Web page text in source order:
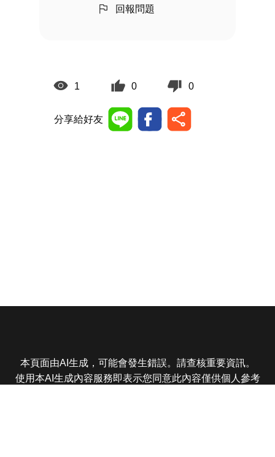
回報問題
1 0 0
分享給好友
本頁面由AI生成，可能會發生錯誤。請查核重要資訊。
使用本AI生成內容服務即表示您同意此內容僅供個人參考